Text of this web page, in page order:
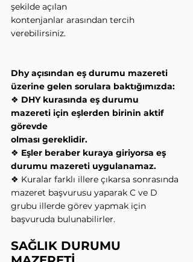
şekilde açılan
kontenjanlar arasından tercih
verebilirsiniz.
Dhy açısından eş durumu mazereti
üzerine gelen sorulara baktığımızda:
❖ DHY kurasında eş durumu
mazereti için eşlerden birinin aktif
görevde
olması gereklidir.
❖ Eşler beraber kuraya giriyorsa eş
durumu mazereti uygulanamaz.
❖ Kuralar farklı illere çıkarsa sonrasında
mazeret başvurusu yaparak C ve D
grubu illerde görev yapmak için
başvuruda bulunabilirler.
SAĞLIK DURUMU